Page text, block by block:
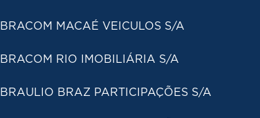
BRACOM MACAÉ VEICULOS S/A
BRACOM RIO IMOBILIÁRIA S/A
BRAULIO BRAZ PARTICIPAÇÕES S/A